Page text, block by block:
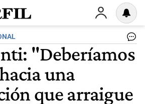
"Deberíamos
una
que arraigue